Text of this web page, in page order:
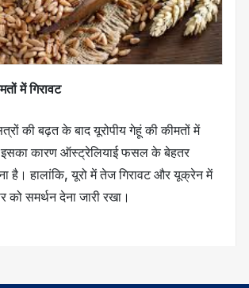
में गिरावट
की बढ़त के बाद यूरोपीय गेहूं की कीमतों में
इसका कारण ऑस्ट्रेलियाई फसल के बेहतर
है। हालांकि, यूरो में तेज गिरावट और यूक्रेन में
को समर्थन देना जारी रखा।